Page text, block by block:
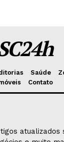
Saúde
Contato
atualizados